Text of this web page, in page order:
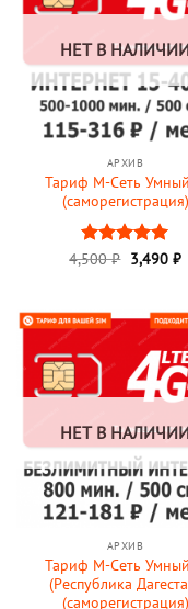
НЕТ В
АРХИВ
Тариф М-Сеть
(саморегистрация)
Оценка5
4,500₽
цена
3,490 ₽
НЕТ В
АРХИВ
Тариф М-Сеть
(Республика
(саморегистрация)